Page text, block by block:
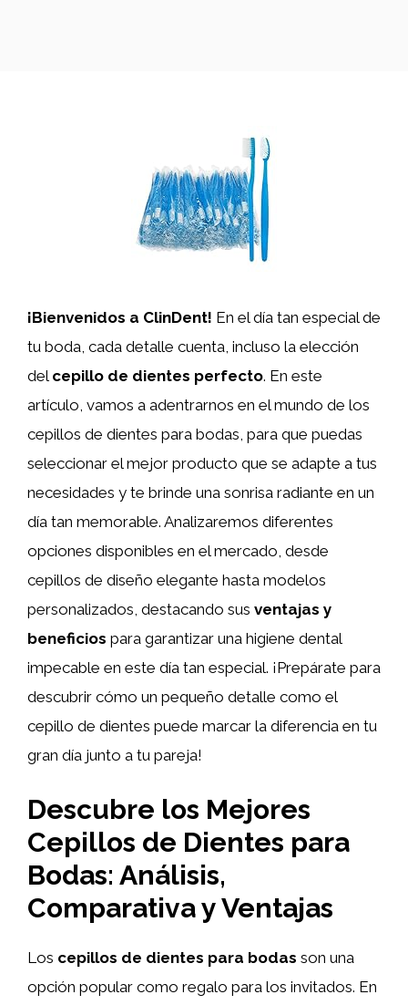
¡Bienvenidos a ClinDent! En el día tan especial de
tu boda, cada detalle cuenta, incluso la elección
del cepillo de dientes perfecto. En este
artículo, vamos a adentrarnos en el mundo de los
cepillos de dientes para bodas, para que puedas
seleccionar el mejor producto que se adapte a tus
necesidades y te brinde una sonrisa radiante en un
día tan memorable. Analizaremos diferentes
opciones disponibles en el mercado, desde
cepillos de diseño elegante hasta modelos
personalizados, destacando sus ventajas y
beneficios para garantizar una higiene dental
impecable en este día tan especial. ¡Prepárate para
descubrir cómo un pequeño detalle como el
cepillo de dientes puede marcar la diferencia en tu
gran día junto a tu pareja!
Descubre los Mejores
Cepillos de Dientes para
Bodas: Análisis,
Comparativa y Ventajas
Los cepillos de dientes para bodas son una
opción popular como regalo para los invitados. En